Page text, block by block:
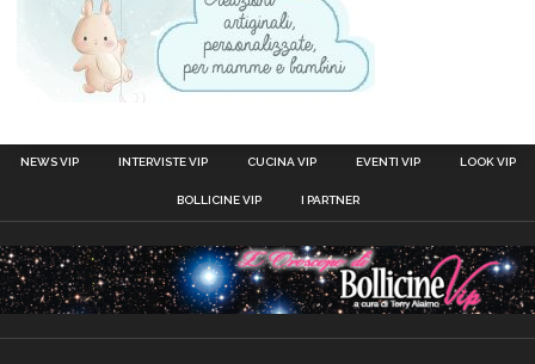
NEWS VIP INTERVISTE VIP CUCINA VIP EVENTI VIP LOOK VIP
BOLLICINE VIP I PARTNER